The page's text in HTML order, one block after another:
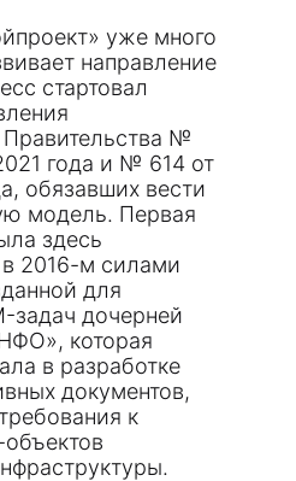
уже много
направление
стартовал
№
года и № 614 от
обязавших вести
модель. Первая
здесь
2016-м силами
для
задач дочерней
которая
в разработке
документов,
к